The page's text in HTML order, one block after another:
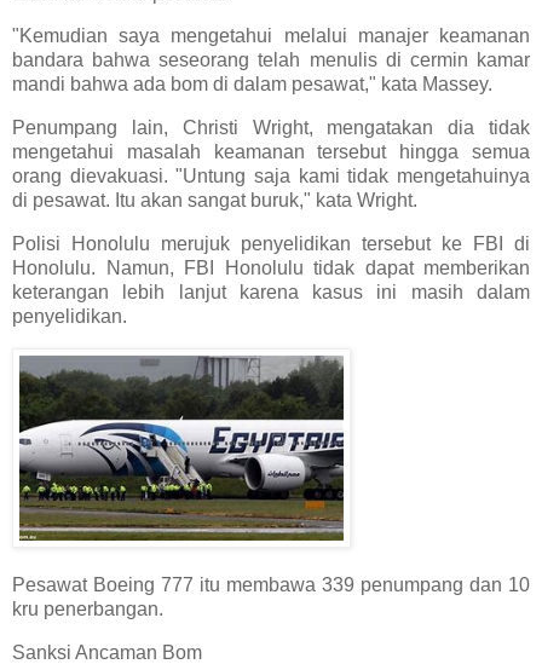
"Kemudian saya mengetahui melalui manajer keamanan
bandara bahwa seseorang telah menulis di cermin kamar
mandi bahwa ada bom di dalam pesawat," kata Massey.
Penumpang lain, Christi Wright, mengatakan dia tidak
mengetahui masalah keamanan tersebut hingga semua
orang dievakuasi. "Untung saja kami tidak mengetahuinya
di pesawat. Itu akan sangat buruk," kata Wright.
Polisi Honolulu merujuk penyelidikan tersebut ke FBI di
Honolulu. Namun, FBI Honolulu tidak dapat memberikan
keterangan lebih lanjut karena kasus ini masih dalam
penyelidikan.
Pesawat Boeing 777 itu membawa 339 penumpang dan 10
kru penerbangan.
Sanksi Ancaman Bom